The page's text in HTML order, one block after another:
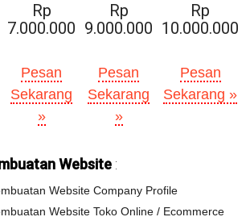
Rp
7.000.000
Rp
9.000.000
Rp
10.000.000
Pesan
Sekarang
»
Pesan
Sekarang
»
Pesan
Sekarang »
Website :
Website Company Profile
Website Toko Online / Ecommerce